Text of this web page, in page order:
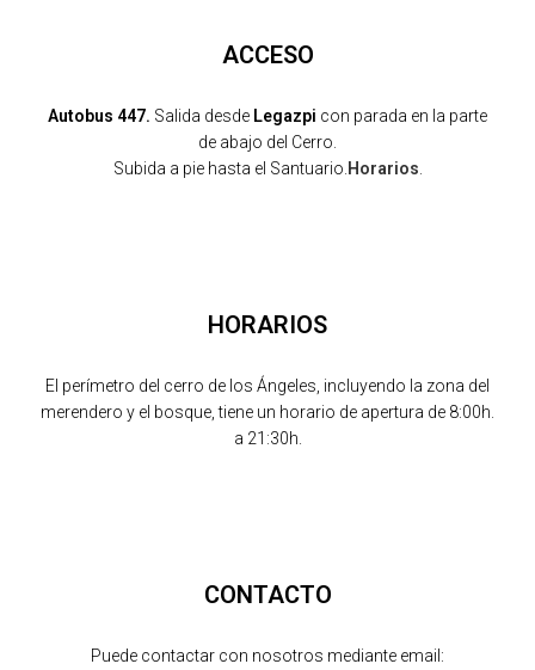
ACCESO
Autobus 447. Salida desde Legazpi con parada en la parte
de abajo del Cerro.
Subida a pie hasta el Santuario. Horarios
HORARIOS
El perímetro del cerro de los Ángeles, incluyendo la zona del
merendero y el bosque, tiene un horario de apertura de 8:00h.
a 21:30h.
CONTACTO
Puede contactar con nosotros mediante email: